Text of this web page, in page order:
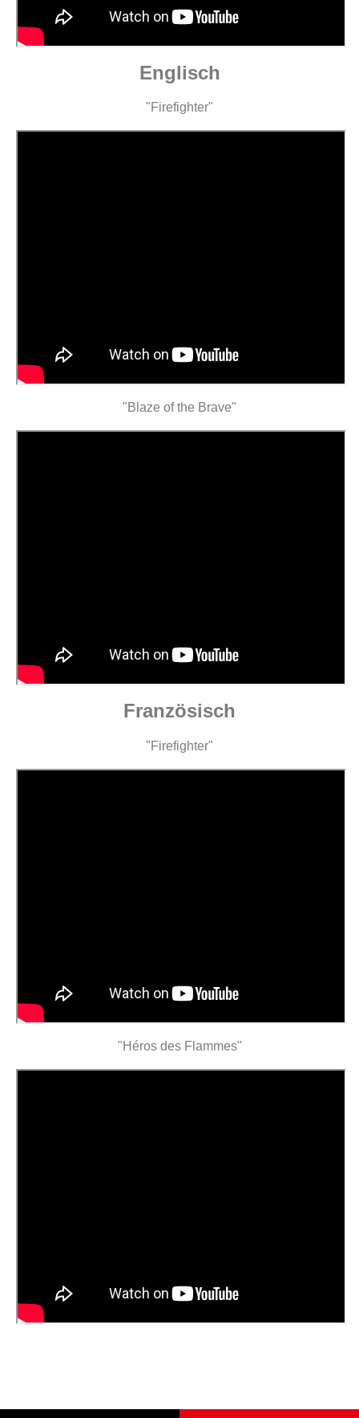
Englisch
"Firefighter"
"Blaze of the Brave"
Französisch
"Firefighter"
"Héros des Flammes"